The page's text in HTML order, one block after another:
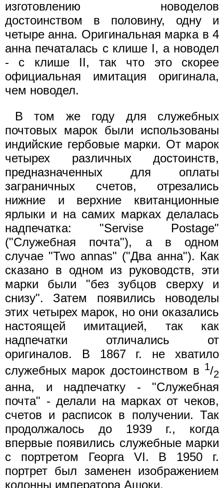
изготовлению новоделов
достоинством в половину, одну и
четыре анна. Оригинальная марка в 4
анна печаталась с клише I, а новодел
- с клише II, так что это скорее
официальная имитация оригинала,
чем новодел.
В том же году для служебных
почтовых марок были использованы
индийские гербовые марки. От марок
четырех различных достоинств,
предназначенных для оплаты
заграничных счетов, отрезались
нижние и верхние квитанционные
ярлыки и на самих марках делалась
надпечатка: "Servise Postage"
("Служебная почта"), а в одном
случае "Two annas" ("Два анна"). Как
сказано в одном из руководств, эти
марки были "без зубцов сверху и
снизу". Затем появились новоделы
этих четырех марок, но они оказались
настоящей имитацией, так как
надпечатки отличались от
оригиналов. В 1867 г. не хватило
служебных марок достоинством в 1/2
анна, и надпечатку - "Служебная
почта" - делали на марках от чеков,
счетов и расписок в получении. Так
продолжалось до 1939 г., когда
впервые появились служебные марки
с портретом Георга VI. В 1950 г.
портрет был заменен изображением
колонны императора Ашоки.